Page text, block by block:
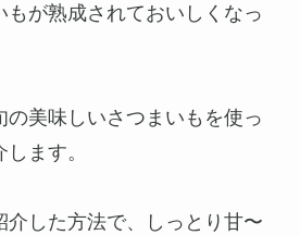
もが熟成されておいしくなっ
の美味しいさつまいもを使っ
ます。
介した方法で、しっとり甘〜